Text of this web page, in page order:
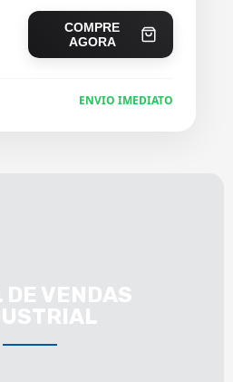
COMPRE
AGORA
ENVIO IMEDIATO
DE VENDAS